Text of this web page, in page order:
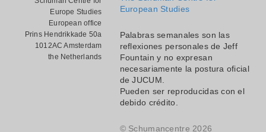
Europe Studies
European office
Prins Hendrikkade 50a
1012AC Amsterdam
the Netherlands
European Studies
Palabras semanales son las
reflexiones personales de Jeff
Fountain y no expresan
necesariamente la postura oficial
de JUCUM.
Pueden ser reproducidas con el
debido crédito.
© Schumancentre 2026